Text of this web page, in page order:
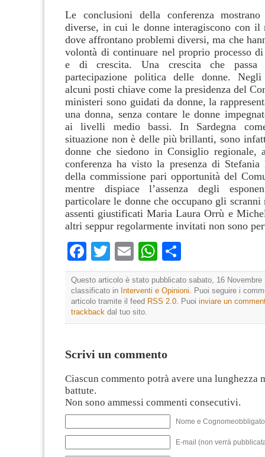
Le conclusioni della conferenza
diverse, in cui le donne interagiscono con il
dove affrontano problemi diversi, ma che
volontà di continuare nel proprio processo di
e di crescita. Una crescita che
partecipazione politica delle donne.
alcuni posti chiave come la presidenza del
ministeri sono guidati da donne, la
una donna, senza contare le donne
ai livelli medio bassi. In Sardegna
situazione non è delle più brillanti, sono
donne che siedono in Consiglio regionale,
conferenza ha visto la presenza di Stefania
della commissione pari opportunità del
mentre dispiace l’assenza degli
particolare le donne che occupano gli
assenti giustificati Maria Laura Orrù e
altri seppur regolarmente invitati non sono
Facebook
TwitterEmailWhatsApp
Questo articolo è stato pubblicato sabato, 16 Novembre
classificato in Interventi e Opinioni. Puoi seguire i
articolo tramite il feed RSS 2.0. Puoi inviare un
trackback dal tuo sito.
Scrivi un commento
Ciascun commento potrà avere una lunghezza
battute.
Non sono ammessi commenti consecutivi.
Nome e
E-mail (non verrà